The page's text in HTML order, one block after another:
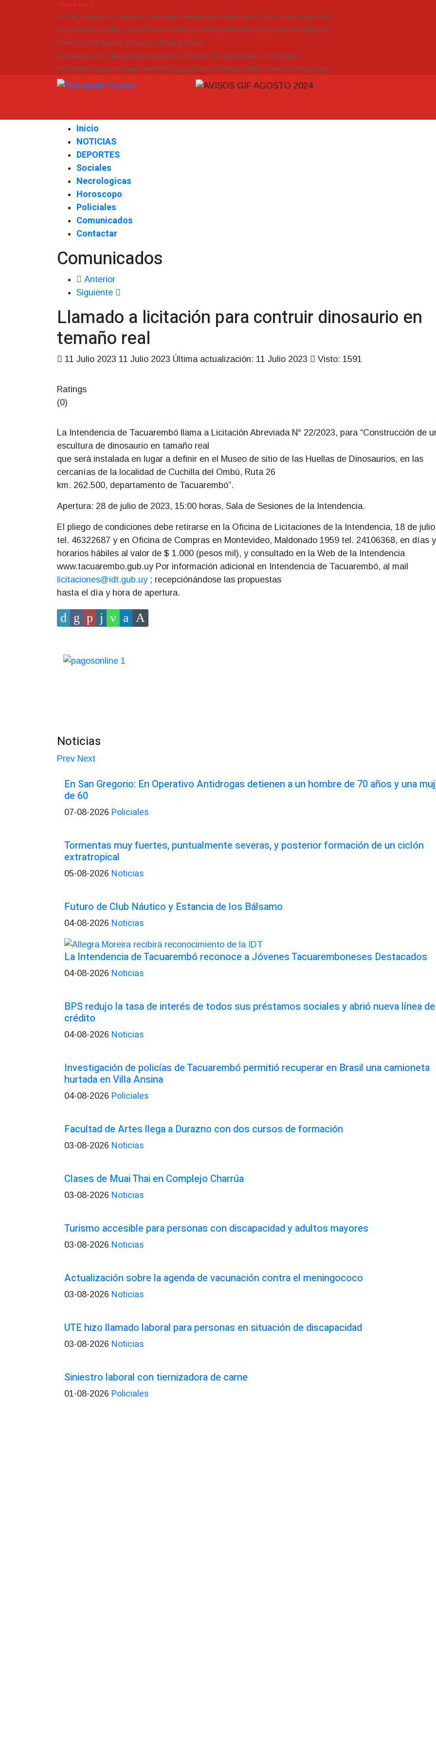
En San Gregorio: En Operativo Antidrogas detienen a un hombre de 70 años y una mujer de 60
Tormentas muy fuertes, puntualmente severas, y posterior formación de un ciclón extratropical
Futuro de Club Náutico y Estancia de los Bálsamo
La Intendencia de Tacuarembó reconoce a Jóvenes Tacuaremboneses Destacados
BPS redujo la tasa de interés de todos sus préstamos sociales y abrió nueva línea de crédito
Inicio
NOTICIAS
DEPORTES
Sociales
Necrologicas
Horoscopo
Policiales
Comunicados
Contactar
Comunicados
Anterior
Siguiente
Llamado a licitación para contruir dinosaurio en
temaño real
11 Julio 2023 11 Julio 2023 Última actualización: 11 Julio 2023 Visto: 1591
Ratings
(0)
La Intendencia de Tacuarembó llama a Licitación Abreviada N° 22/2023, para “Construcción de
escultura de dinosaurio en tamaño real
que será instalada en lugar a definir en el Museo de sitio de las Huellas de Dinosaurios, en las
cercanías de la localidad de Cuchilla del Ombú, Ruta 26
km. 262.500, departamento de Tacuarembó”.
Apertura: 28 de julio de 2023, 15:00 horas, Sala de Sesiones de la Intendencia.
El pliego de condiciones debe retirarse en la Oficina de Licitaciones de la Intendencia, 18 de
tel. 46322687 y en Oficina de Compras en Montevideo, Maldonado 1959 tel. 24106368, en días y
horarios hábiles al valor de $ 1.000 (pesos mil), y consultado en la Web de la Intendencia
www.tacuarembo.gub.uy Por información adicional en Intendencia de Tacuarembó, al mail
licitaciones@idt.gub.uy; recepciónándose las propuestas
hasta el día y hora de apertura.
Noticias
Prev Next
En San Gregorio: En Operativo Antidrogas detienen a un hombre de 70 años y una
de 60
07-08-2026 Policiales
Tormentas muy fuertes, puntualmente severas, y posterior formación de un ciclón
extratropical
05-08-2026 Noticias
Futuro de Club Náutico y Estancia de los Bálsamo
04-08-2026 Noticias
La Intendencia de Tacuarembó reconoce a Jóvenes Tacuaremboneses Destacados
04-08-2026 Noticias
BPS redujo la tasa de interés de todos sus préstamos sociales y abrió nueva línea de
crédito
04-08-2026 Noticias
Investigación de policías de Tacuarembó permitió recuperar en Brasil una camioneta
hurtada en Villa Ansina
04-08-2026 Policiales
Facultad de Artes llega a Durazno con dos cursos de formación
03-08-2026 Noticias
Clases de Muai Thai en Complejo Charrúa
03-08-2026 Noticias
Turismo accesible para personas con discapacidad y adultos mayores
03-08-2026 Noticias
Actualización sobre la agenda de vacunación contra el meningococo
03-08-2026 Noticias
UTE hizo llamado laboral para personas en situación de discapacidad
03-08-2026 Noticias
Siniestro laboral con tiernizadora de carne
01-08-2026 Policiales